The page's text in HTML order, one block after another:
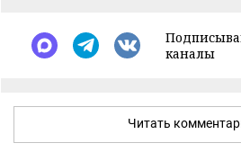
каналы
Читать